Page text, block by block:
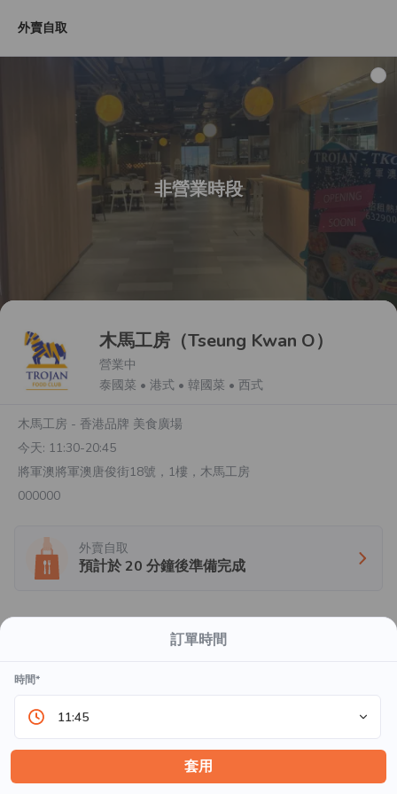
訂單時間
時間*
11:45
套用
外賣自取
非營業時段
木馬工房（Tseung Kwan O）
營業中
泰國菜 • 港式 • 韓國菜 • 西式
木馬工房 - 香港品牌 美食廣場
今天: 11:30-20:45
將軍澳將軍澳唐俊街18號，1樓，木馬工房
000000
外賣自取
預計於20 分鐘後準備完成
非營業時段
Our Little Dream
非營業時段
韓虎家Korean
Tiger Family @
Trojan Food Club
非營業時段
KAi Poke Bowl @
S04 KAi 波奇寶套餐 S04 自選波奇寶